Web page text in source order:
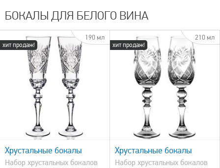
БОКАЛЫ ДЛЯ БЕЛОГО ВИНА
хит продаж!
190 мл
Хрустальные бокалы
Набор хрустальных бокалов
хит продаж!
210 мл
быстрый просмотр
Хрустальные бокалы
Набор хрустальных бокалов